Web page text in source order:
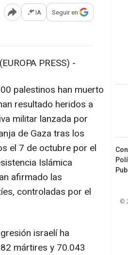
Abrir opciones para compartir
IA Seguir en
PRESS) -
palestinos han muerto
resultado heridos a
militar lanzada por
de Gaza tras los
el 7 de octubre por el
Islámica
afirmado las
controladas por el
israelí ha
mártires y 70.043
©